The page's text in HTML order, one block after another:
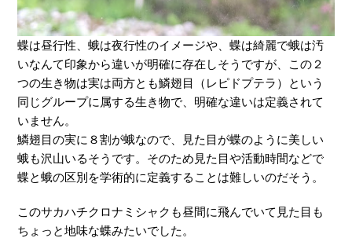
蝶は昼行性、蛾は夜行性のイメージや、蝶は綺麗で蛾は汚
いなんて印象から違いが明確に存在しそうですが、この２
つの生き物は実は両方とも鱗翅目（レピドプテラ）という
同じグループに属する生き物で、明確な違いは定義されて
いません。
鱗翅目の実に８割が蛾なので、見た目が蝶のように美しい
蛾も沢山いるそうです。そのため見た目や活動時間などで
蝶と蛾の区別を学術的に定義することは難しいのだそう。
このサカハチクロナミシャクも昼間に飛んでいて見た目も
ちょっと地味な蝶みたいでした。